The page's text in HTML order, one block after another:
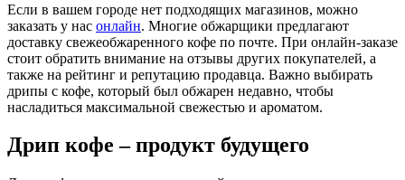
Если в вашем городе нет подходящих магазинов, можно
заказать у нас онлайн. Многие обжарщики предлагают
доставку свежеобжаренного кофе по почте. При онлайн-заказе
стоит обратить внимание на отзывы других покупателей, а
также на рейтинг и репутацию продавца. Важно выбирать
дрипы с кофе, который был обжарен недавно, чтобы
насладиться максимальной свежестью и ароматом.
Дрип кофе – продукт будущего